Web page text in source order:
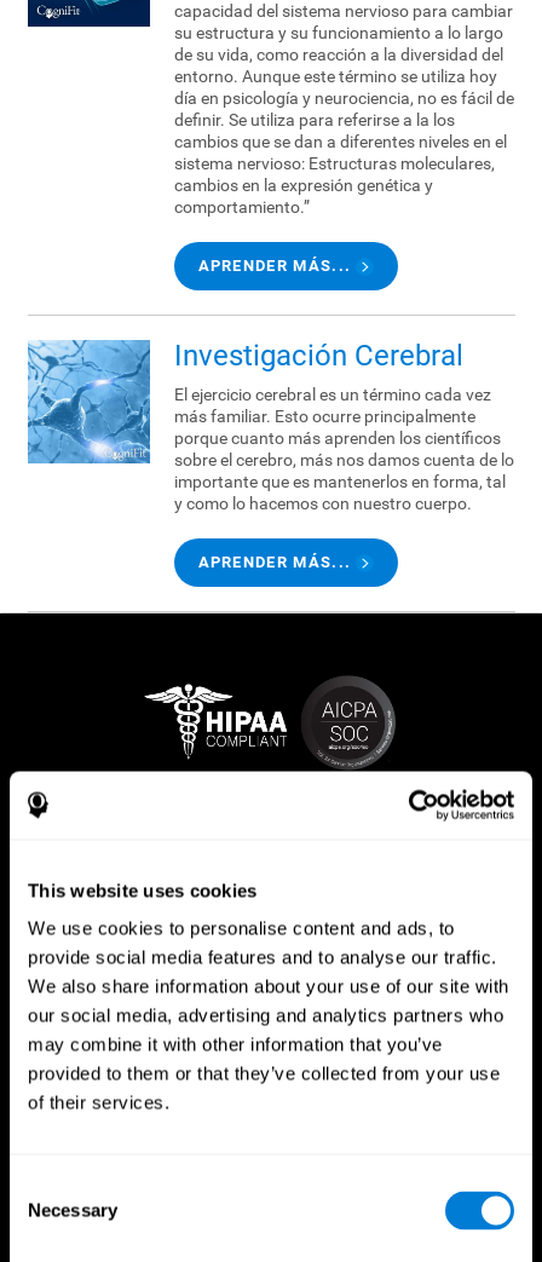
This website uses cookies
We use cookies to personalise content and ads, to
provide social media features and to analyse our traffic.
We also share information about your use of our site with
our social media, advertising and analytics partners who
may combine it with other information that you’ve
provided to them or that they’ve collected from your use
of their services.
Selection
Necessary
capacidad del sistema nervioso para cambiar
su estructura y su funcionamiento a lo largo
de su vida, como reacción a la diversidad del
entorno. Aunque este término se utiliza hoy
día en psicología y neurociencia, no es fácil de
definir. Se utiliza para referirse a la los
cambios que se dan a diferentes niveles en el
sistema nervioso: Estructuras moleculares,
cambios en la expresión genética y
comportamiento.”
APRENDER MÁS...
Investigación Cerebral
El ejercicio cerebral es un término cada vez
más familiar. Esto ocurre principalmente
porque cuanto más aprenden los científicos
sobre el cerebro, más nos damos cuenta de lo
importante que es mantenerlos en forma, tal
y como lo hacemos con nuestro cuerpo.
APRENDER MÁS...
CogniFit App